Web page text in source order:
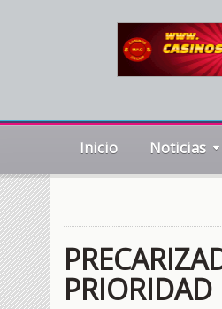
Inicio Noticias
PRIORIDAD